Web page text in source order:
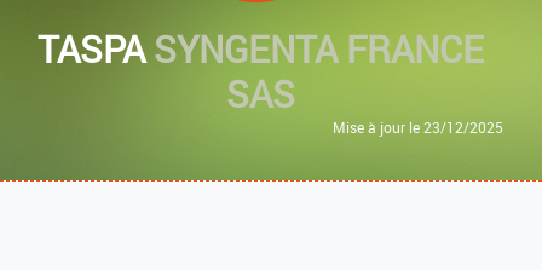
TASPASYNGENTA FRANCE
SAS
Mise à jour le 23/12/2025